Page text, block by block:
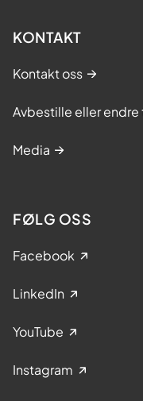
KONTAKT
Kontakt oss
Avbestille eller endre
Media
FØLG OSS
Facebook
LinkedIn
YouTube
Instagram